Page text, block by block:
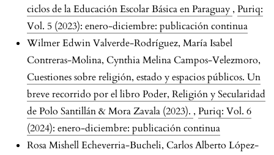
ciclos de la Educación Escolar Básica en Paraguay , Puriq:
Vol. 5 (2023): enero-diciembre: publicación continua
Wilmer Edwin Valverde-Rodríguez, María Isabel
Contreras-Molina, Cynthia Melina Campos-Velezmoro,
Cuestiones sobre religión, estado y espacios públicos. Un
breve recorrido por el libro Poder, Religión y Secularidad
de Polo Santillán & Mora Zavala (2023). , Puriq: Vol. 6
(2024): enero-diciembre: publicación continua
Rosa Mishell Echeverria-Bucheli, Carlos Alberto López-